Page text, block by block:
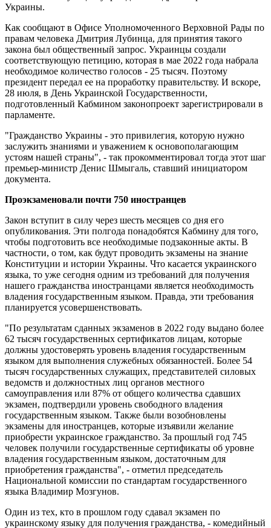
Украины.
Как сообщают в Офисе Уполномоченного Верховной Рады по
правам человека Дмитрия Лубинца, для принятия такого
закона был общественный запрос. Украинцы создали
соответствующую петицию, которая в мае 2022 года набрала
необходимое количество голосов - 25 тысяч. Поэтому
президент передал ее на проработку правительству. И вскоре,
28 июля, в День Украинской Государственности,
подготовленный Кабмином законопроект зарегистрировали в
парламенте.
"Гражданство Украины - это привилегия, которую нужно
заслужить знаниями и уважением к основополагающим
устоям нашей страны", - так прокомментировал тогда этот шаг
премьер-министр Денис Шмыгаль, ставший инициатором
документа.
Проэкзаменовали почти 750 иностранцев
Закон вступит в силу через шесть месяцев со дня его
опубликования. Эти полгода понадобятся Кабмину для того,
чтобы подготовить все необходимые подзаконные акты. В
частности, о том, как будут проводить экзамены на знание
Конституции и истории Украины. Что касается украинского
языка, то уже сегодня одним из требований для получения
нашего гражданства иностранцами является необходимость
владения государственным языком. Правда, эти требования
планируется усовершенствовать.
"По результатам сданных экзаменов в 2022 году выдано более
62 тысяч государственных сертификатов лицам, которые
должны удостоверять уровень владения государственным
языком для выполнения служебных обязанностей. Более 54
тысяч государственных служащих, представителей силовых
ведомств и должностных лиц органов местного
самоуправления или 87% от общего количества сдавших
экзамен, подтвердили уровень свободного владения
государственным языком. Также были возобновлены
экзамены для иностранцев, которые изъявили желание
приобрести украинское гражданство. За прошлый год 745
человек получили государственные сертификаты об уровне
владения государственным языком, достаточным для
приобретения гражданства", - отметил председатель
Национальной комиссии по стандартам государственного
языка Владимир Мозгунов.
Один из тех, кто в прошлом году сдавал экзамен по
украинскому языку для получения гражданства, - комедийный